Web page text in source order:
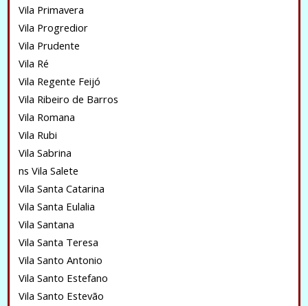
Vila Primavera
Vila Progredior
Vila Prudente
Vila Ré
Vila Regente Feijó
Vila Ribeiro de Barros
Vila Romana
Vila Rubi
Vila Sabrina
ns Vila Salete
Vila Santa Catarina
Vila Santa Eulalia
Vila Santana
Vila Santa Teresa
Vila Santo Antonio
Vila Santo Estefano
Vila Santo Estevão